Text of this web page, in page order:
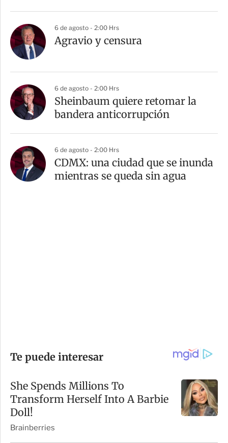
6 de agosto - 2:00 Hrs
Agravio y censura
6 de agosto - 2:00 Hrs
Sheinbaum quiere retomar la
bandera anticorrupción
6 de agosto - 2:00 Hrs
CDMX: una ciudad que se inunda
mientras se queda sin agua